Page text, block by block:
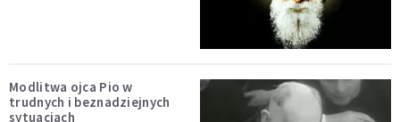
Modlitwa ojca Pio w
trudnych i beznadziejnych
sytuacjach